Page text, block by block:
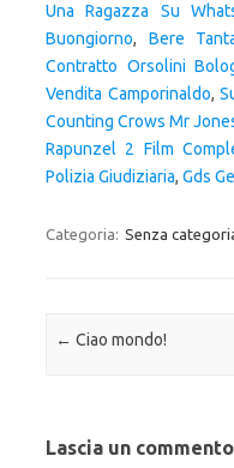
Una Ragazza Su
Buongiorno, Bere
Contratto Orsolini
Vendita Camporinaldo,
Counting Crows Mr
Rapunzel 2 Film
Polizia Giudiziaria, Gds
Categoria: Senza
Navigazione articolo
← Ciao mondo!
Lascia un commento